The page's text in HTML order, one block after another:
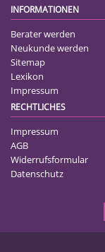
INFORMATIONEN
Berater werden
Neukunde werden
Sitemap
Lexikon
Impressum
RECHTLICHES
Impressum
AGB
Widerrufsformular
Datenschutz